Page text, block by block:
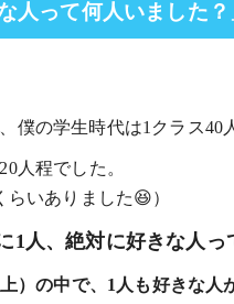
人って何人いました？
僕の学生時代は1クラス40
人程でした。
らいありました😆）
1人、絶対に好きな人っ
上）の中で、1人も好きな